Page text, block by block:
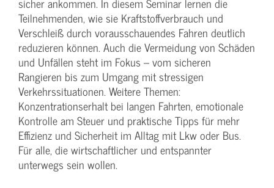
Teilnehmenden, wie sie Kraftstoffverbrauch und
Verschleiß durch vorausschauendes Fahren deutlich
reduzieren können. Auch die Vermeidung von Schäden
und Unfällen steht im Fokus – vom sicheren
Rangieren bis zum Umgang mit stressigen
Verkehrssituationen. Weitere Themen:
Konzentrationserhalt bei langen Fahrten, emotionale
Kontrolle am Steuer und praktische Tipps für mehr
Effizienz und Sicherheit im Alltag mit Lkw oder Bus.
Für alle, die wirtschaftlicher und entspannter
unterwegs sein wollen.